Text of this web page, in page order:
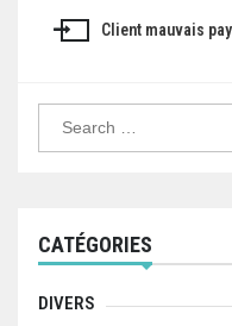
i
o
Client mauvais
a
f
o
:
CATÉGORIES
DIVERS